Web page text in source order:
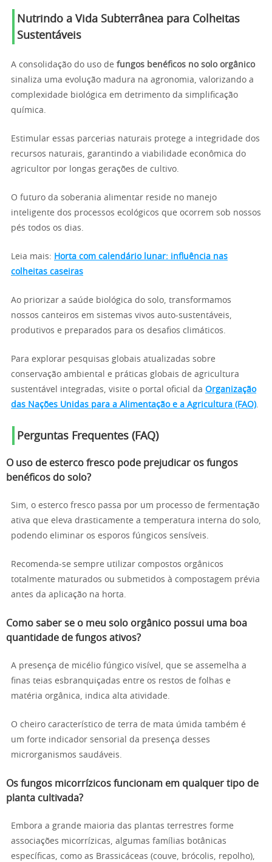
Nutrindo a Vida Subterrânea para Colheitas
Sustentáveis
A consolidação do uso de fungos benéficos no solo orgânico
sinaliza uma evolução madura na agronomia, valorizando a
complexidade biológica em detrimento da simplificação
química.
Estimular essas parcerias naturais protege a integridade dos
recursos naturais, garantindo a viabilidade econômica do
agricultor por longas gerações de cultivo.
O futuro da soberania alimentar reside no manejo
inteligente dos processos ecológicos que ocorrem sob nossos
pés todos os dias.
Leia mais: Horta com calendário lunar: influência nas
colheitas caseiras
Ao priorizar a saúde biológica do solo, transformamos
nossos canteiros em sistemas vivos auto-sustentáveis,
produtivos e preparados para os desafios climáticos.
Para explorar pesquisas globais atualizadas sobre
conservação ambiental e práticas globais de agricultura
sustentável integradas, visite o portal oficial da Organização
das Nações Unidas para a Alimentação e a Agricultura (FAO).
Perguntas Frequentes (FAQ)
O uso de esterco fresco pode prejudicar os fungos
benéficos do solo?
Sim, o esterco fresco passa por um processo de fermentação
ativa que eleva drasticamente a temperatura interna do solo,
podendo eliminar os esporos fúngicos sensíveis.
Recomenda-se sempre utilizar compostos orgânicos
totalmente maturados ou submetidos à compostagem prévia
antes da aplicação na horta.
Como saber se o meu solo orgânico possui uma boa
quantidade de fungos ativos?
A presença de micélio fúngico visível, que se assemelha a
finas teias esbranquiçadas entre os restos de folhas e
matéria orgânica, indica alta atividade.
O cheiro característico de terra de mata úmida também é
um forte indicador sensorial da presença desses
microrganismos saudáveis.
Os fungos micorrízicos funcionam em qualquer tipo de
planta cultivada?
Embora a grande maioria das plantas terrestres forme
associações micorrízicas, algumas famílias botânicas
específicas, como as Brassicáceas (couve, brócolis, repolho),